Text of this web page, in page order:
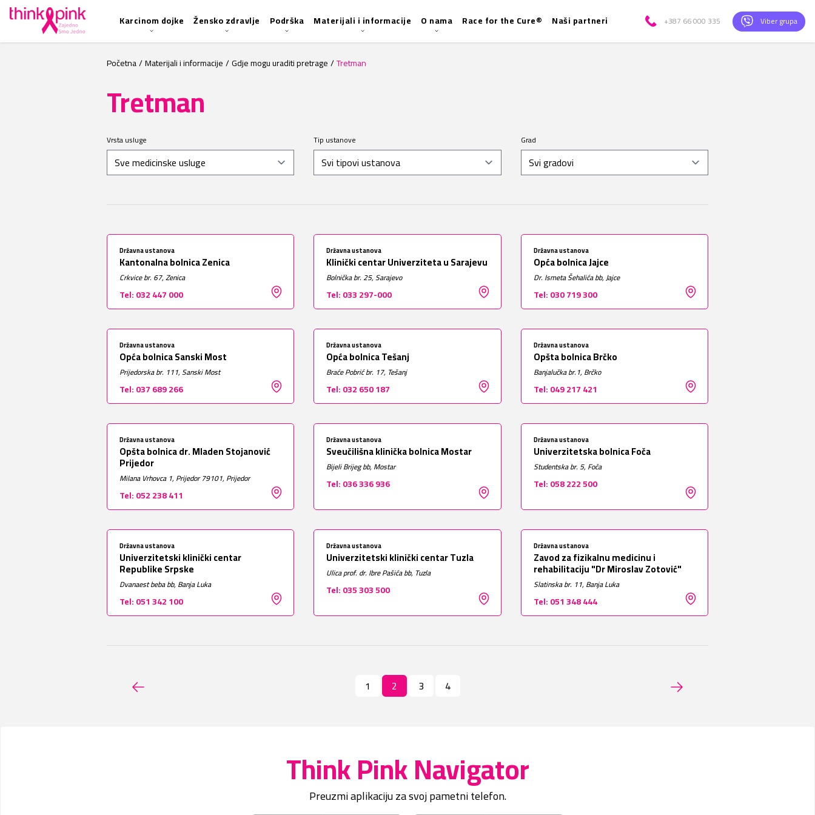
Karcinom dojke Žensko zdravlje Podrška Materijali i informacije O nama Race for the Cure® Naši partneri +387 66 000 335 Viber grupa
Početna/Materijali i informacije/Gdje mogu uraditi pretrage/Tretman
Tretman
Vrsta usluge Tip ustanove Grad
Državna ustanova
Kantonalna bolnica Zenica
Crkvice br. 67, Zenica
Tel: 032 447 000
Državna ustanova
Klinički centar Univerziteta u Sarajevu
Bolnička br. 25, Sarajevo
Tel: 033 297-000
Državna ustanova
Opća bolnica Jajce
Dr. Ismeta Šehalića bb, Jajce
Tel: 030 719 300
Državna ustanova
Opća bolnica Sanski Most
Prijedorska br. 111, Sanski Most
Tel: 037 689 266
Državna ustanova
Opća bolnica Tešanj
Braće Pobrić br. 17, Tešanj
Tel: 032 650 187
Državna ustanova
Opšta bolnica Brčko
Banjalučka br.1, Brčko
Tel: 049 217 421
Državna ustanova
Opšta bolnica dr. Mladen Stojanović
Prijedor
Milana Vrhovca 1, Prijedor 79101, Prijedor
Tel: 052 238 411
Državna ustanova
Sveučilišna klinička bolnica Mostar
Bijeli Brijeg bb, Mostar
Tel: 036 336 936
Državna ustanova
Univerzitetska bolnica Foča
Studentska br. 5, Foča
Tel: 058 222 500
Državna ustanova
Univerzitetski klinički centar
Republike Srpske
Dvanaest beba bb, Banja Luka
Tel: 051 342 100
Državna ustanova
Univerzitetski klinički centar Tuzla
Ulica prof. dr. Ibre Pašića bb, Tuzla
Tel: 035 303 500
Državna ustanova
Zavod za fizikalnu medicinu i
rehabilitaciju "Dr Miroslav Zotović"
Slatinska br. 11, Banja Luka
Tel: 051 348 444
1 2 3 4
Think Pink Navigator
Preuzmi aplikaciju za svoj pametni telefon.